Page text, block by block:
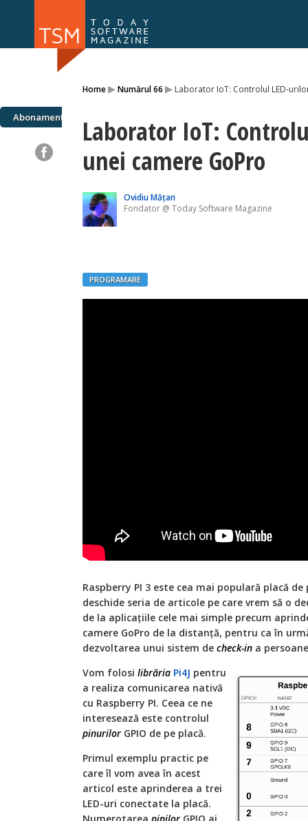
Home▸Numărul 66 ▸ Laborator IoT: Controlul LED-
Abonamente
Laborator IoT:
unei camere GoPro
Ovidiu Mățan
Fondator @ Today Software Magazine
PROGRAMARE
Raspberry PI 3 este cea mai populară placă
deschide seria de articole pe care vrem să o
de la aplicațiile cele mai simple precum
camere GoPro de la distanță, pentru ca în
dezvoltarea unui sistem de check-in a
Vom folosi librăria Pi4J pentru
a realiza comunicarea nativă
cu Raspberry PI. Ceea ce ne
interesează este controlul
pinurilor GPIO de pe placă.
Primul exemplu practic pe
care îl vom avea în acest
articol este aprinderea a trei
LED-uri conectate la placă.